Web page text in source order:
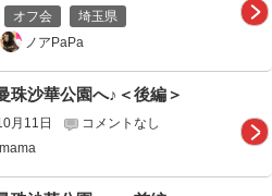
オフ会
埼玉県
ノアPaPa
沙華公園へ♪＜後編＞
月11日
コメントなし